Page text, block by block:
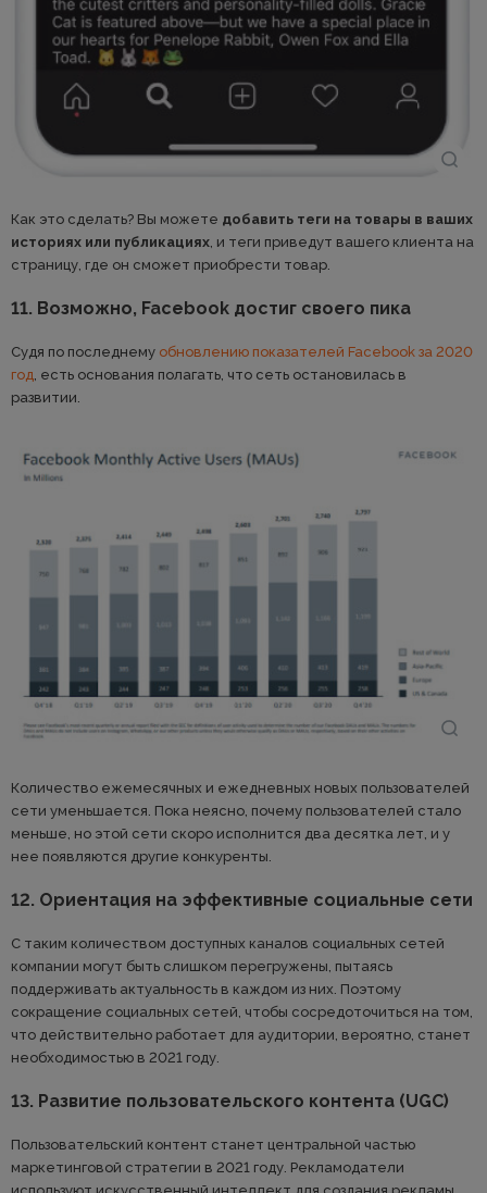
Как это сделать? Вы можете добавить теги на товары в ваших
историях или публикациях, и теги приведут вашего клиента на
страницу, где он сможет приобрести товар.
11. Возможно, Facebook достиг своего пика
Судя по последнему обновлению показателей Facebook за 2020
год, есть основания полагать, что сеть остановилась в
развитии.
Количество ежемесячных и ежедневных новых пользователей
сети уменьшается. Пока неясно, почему пользователей стало
меньше, но этой сети скоро исполнится два десятка лет, и у
нее появляются другие конкуренты.
12. Ориентация на эффективные социальные сети
С таким количеством доступных каналов социальных сетей
компании могут быть слишком перегружены, пытаясь
поддерживать актуальность в каждом из них. Поэтому
сокращение социальных сетей, чтобы сосредоточиться на том,
что действительно работает для аудитории, вероятно, станет
необходимостью в 2021 году.
13. Развитие пользовательского контента (UGC)
Пользовательский контент станет центральной частью
маркетинговой стратегии в 2021 году. Рекламодатели